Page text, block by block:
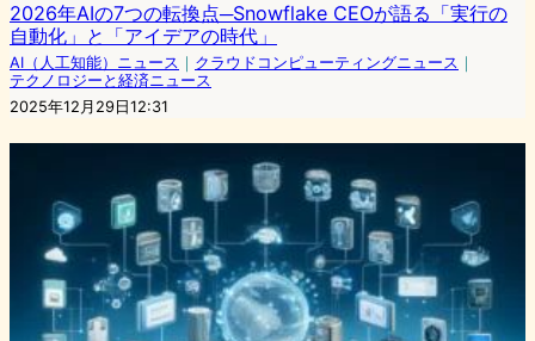
2026年AIの7つの転換点─Snowflake CEOが語る「実行の
自動化」と「アイデアの時代」
AI（人工知能）ニュース ｜ クラウドコンピューティングニュース ｜
テクノロジーと経済ニュース
2025年12月29日12:31